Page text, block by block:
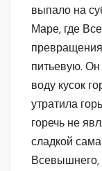
выпало на
Маре, где
питьевую.
воду кусок
утратила
горечь не
сладкой
Всевышнего,